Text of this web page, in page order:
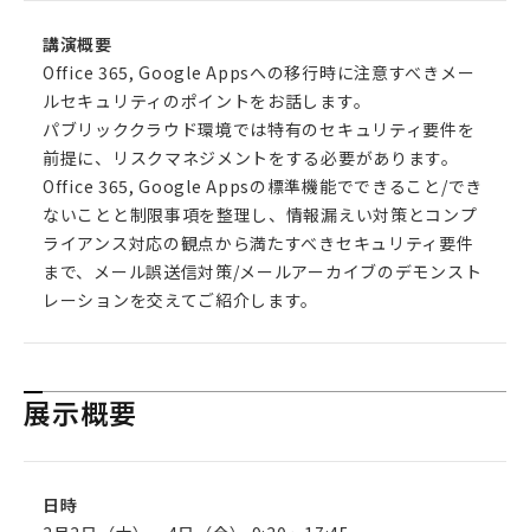
講演概要
Office 365, Google Appsへの移行時に注意すべきメー
ルセキュリティのポイントをお話します。
パブリッククラウド環境では特有のセキュリティ要件を
前提に、リスクマネジメントをする必要があります。
Office 365, Google Appsの標準機能でできること/でき
ないことと制限事項を整理し、情報漏えい対策とコンプ
ライアンス対応の観点から満たすべきセキュリティ要件
まで、メール誤送信対策/メールアーカイブのデモンスト
レーションを交えてご紹介します。
展示概要
日時